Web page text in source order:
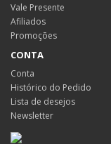
Vale Presente
Afiliados
Promoções
CONTA
Conta
Histórico do Pedido
Lista de desejos
Newsletter